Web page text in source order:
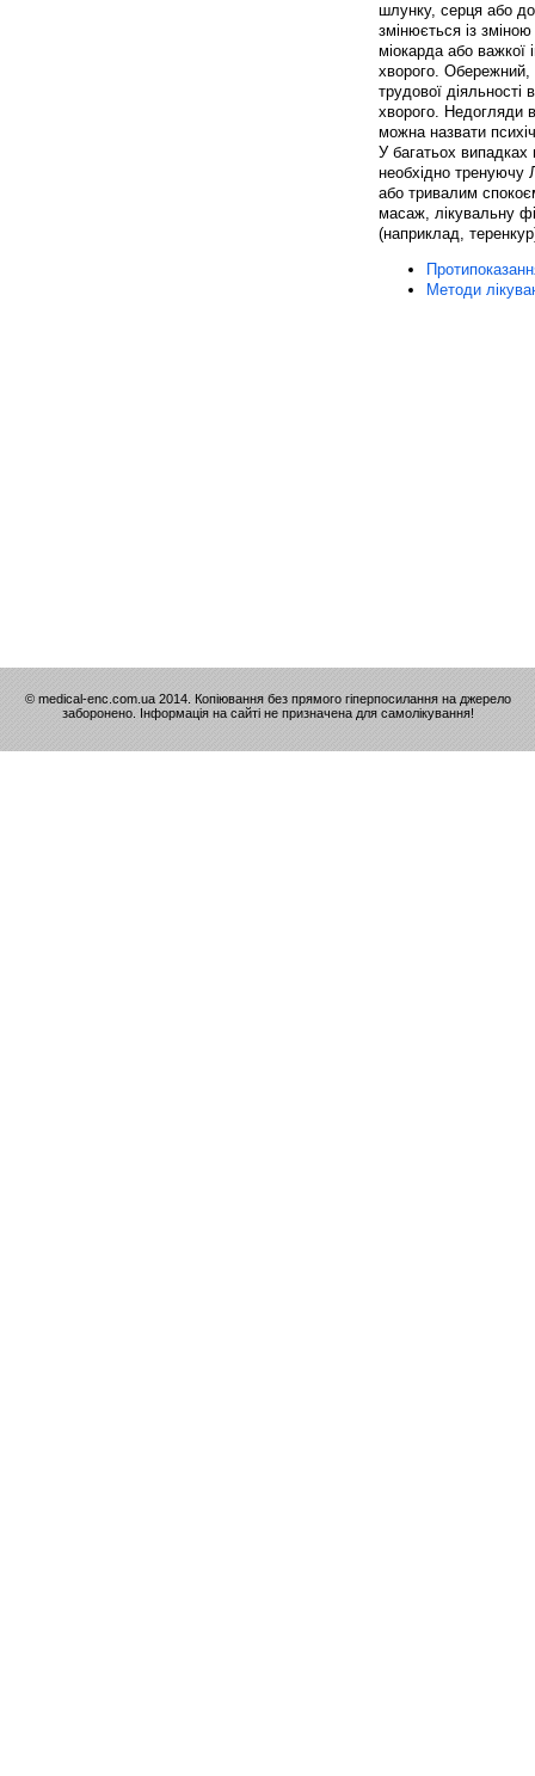
шлунку, серця або до
змінюється із
міокарда або важкої
хворого. Обережний,
трудової діяльності
хворого. Недогляди
можна назвати
У багатьох випадках
необхідно тренуючу
або тривалим
масаж, лікувальну
(наприклад,
Методи
© medical-enc.com.ua 2014. Копіювання без прямого гіперпосилання на джерело
заборонено. Інформація на сайті не призначена для самолікування!